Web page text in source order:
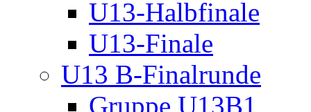
U13-Halbfinale
U13-Finale
U13 B-Finalrunde
Gruppe U13B1